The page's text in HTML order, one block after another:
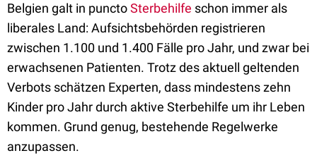
Belgien galt in punctoSterbehilfe schon immer als
liberales Land: Aufsichtsbehörden registrieren
zwischen 1.100 und 1.400 Fälle pro Jahr, und zwar bei
erwachsenen Patienten. Trotz des aktuell geltenden
Verbots schätzen Experten, dass mindestens zehn
Kinder pro Jahr durch aktive Sterbehilfe um ihr Leben
kommen. Grund genug, bestehende Regelwerke
anzupassen.